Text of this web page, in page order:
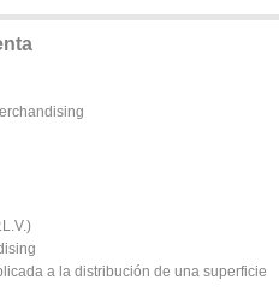
a la distribución de una superficie